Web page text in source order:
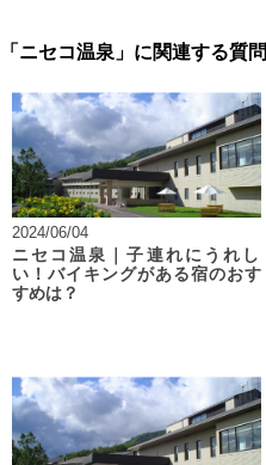
「ニセコ温泉」に関連する質問
2024/06/04
ニセコ温泉｜子連れにうれし
い！バイキングがある宿のおす
すめは？